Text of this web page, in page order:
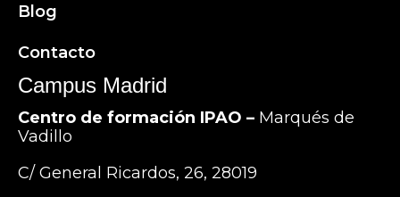
Blog
Contacto
Campus Madrid
Centro de formación IPAO – Marqués de
Vadillo
C/ General Ricardos, 26, 28019